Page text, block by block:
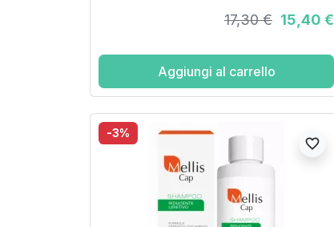
17,30 € 15,40 €
Aggiungi al carrello
-3%
favorite_border